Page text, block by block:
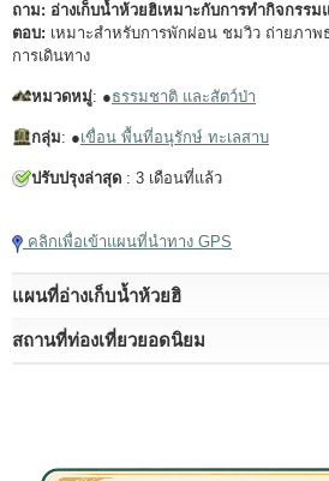
ถาม: อ่างเก็บน้ำห้วยฮิเหมาะกับการทำกิจกรรม
ตอบ: เหมาะสำหรับการพักผ่อน ชมวิว ถ่ายภาพ
การเดินทาง
หมวดหมู่: ●ธรรมชาติ และสัตว์ป่า
กลุ่ม: ●เขื่อน พื้นที่อนุรักษ์ ทะเลสาบ
ปรับปรุงล่าสุด : 3 เดือนที่แล้ว
คลิกเพื่อเข้าแผนที่นำทาง GPS
แผนที่อ่างเก็บน้ำห้วยฮิ
สถานที่ท่องเที่ยวยอดนิยม